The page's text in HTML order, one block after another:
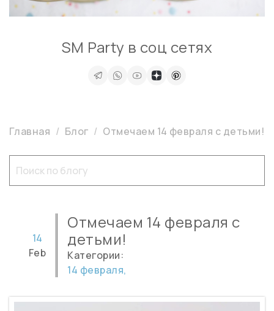
Главная Блог Отмечаем 14 февраля с детьми!
Отмечаем 14 февраля с
детьми!
14
Feb
Категории:
14 февраля,
SM Party в соц сетях